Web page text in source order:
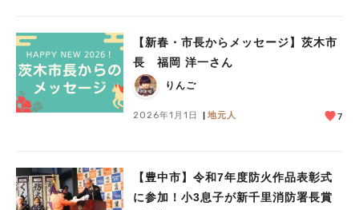
【新春・市長からメッセージ】茨木市
長 福岡 洋一さん
りんご
2026年1月1日 地元人 7
【豊中市】令和7年度防火作品表彰式
に参加！小3息子が新千里消防署長賞
#今週どこいく？#自然とふれあう #ランチ#カフェ#まとめ
#教えたい／教えて投稿記事#大阪学院大 商品開発プロジェクト